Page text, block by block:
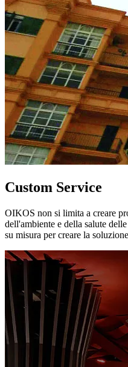
Custom Service
OIKOS non si limita a creare
dell'ambiente e della salute
su misura per creare la